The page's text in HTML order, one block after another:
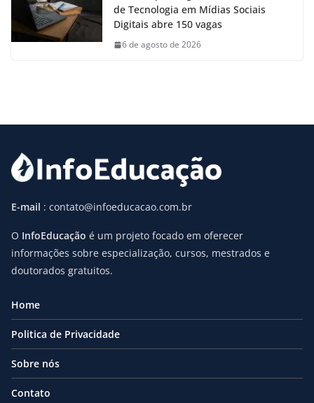
de Tecnologia em Mídias Sociais
Digitais abre 150 vagas
6 de agosto de 2026
E-mail : contato@infoeducacao.com.br
O InfoEducação é um projeto focado em oferecer
informações sobre especialização, cursos, mestrados e
doutorados gratuitos.
Home
Politica de Privacidade
Sobre nós
Contato